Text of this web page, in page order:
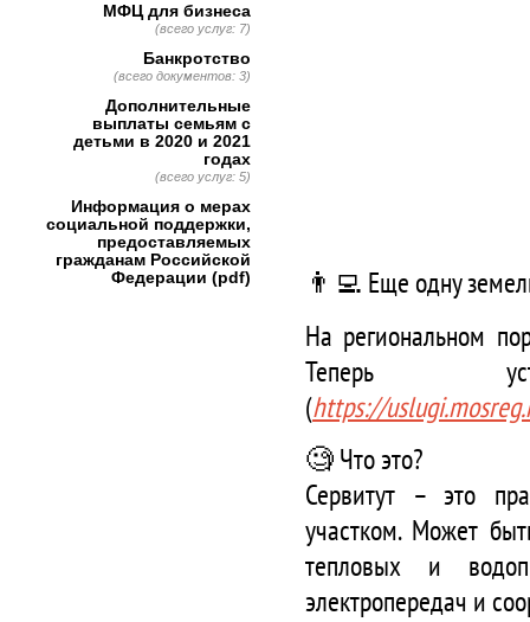
👨‍💻 Еще одну
На региональном
Теперь
(https://
🧐 Что это?
Сервитут – это
участком. Может
тепловых и
электропередач и
МФЦ для бизнеса
(всего услуг: 7)
Банкротство
(всего документов: 3)
Дополнительные
выплаты семьям с
детьми в 2020 и 2021
годах
(всего услуг: 5)
Информация о мерах
социальной поддержки,
предоставляемых
гражданам Российской
Федерации (pdf)